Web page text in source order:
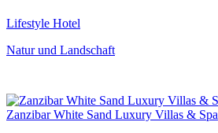
Lifestyle Hotel
Natur und Landschaft
Zanzibar White Sand Luxury Villas & Spa